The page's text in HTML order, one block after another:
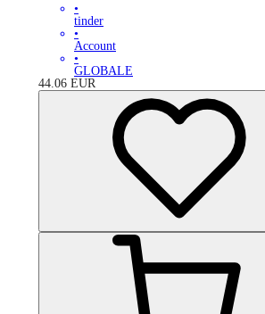
•
tinder
•
Account
•
GLOBALE
44.06 EUR